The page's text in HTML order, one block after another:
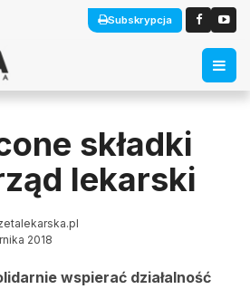
Subskrypcja
składki
lekarski
2018
wspierać działalność